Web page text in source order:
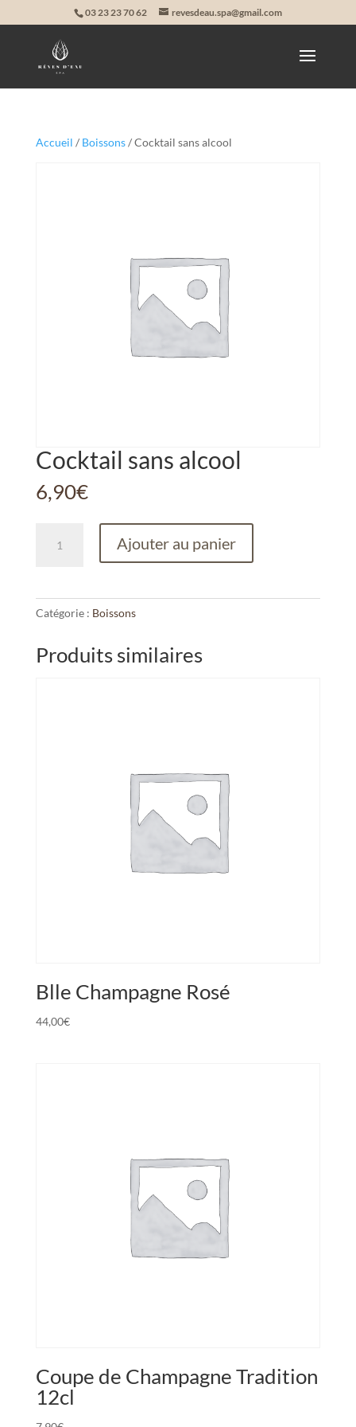
03 23 23 70 62 revesdeau.spa@gmail.com
Accueil / Boissons/ Cocktail sans alcool
Cocktail sans alcool
6,90€
Ajouter au panier
Catégorie : Boissons
Produits similaires
Blle Champagne Rosé
44,00€
Coupe de Champagne Tradition
12cl